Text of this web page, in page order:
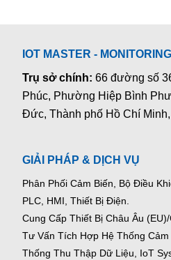
IOT MASTER -
Trụ sở chính:66 đường số
Phúc, Phường Hiệp Bình
Đức, Thành phố Hồ Chí
GIẢI PHÁP & DỊCH VỤ
Phân Phối Cảm Biến, Bộ Điều
PLC, HMI, Thiết Bị Điện.
Cung Cấp Thiết Bị Châu Âu
Tư Vấn Tích Hợp Hệ Thống
Thống Thu Thập Dữ Liệu, IoT